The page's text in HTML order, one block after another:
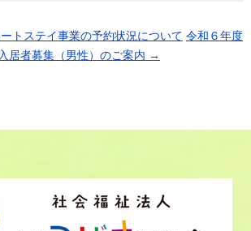
トステイ事業の予約状況について 令和６年度
居者募集（男性）のご案内 →